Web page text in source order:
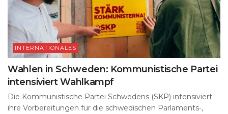
INTERNATIONALES
Wahlen in Schweden: Kommunistische Partei
intensiviert Wahlkampf
Die Kommunistische Partei Schwedens (SKP) intensiviert
ihre Vorbereitungen für die schwedischen Parlaments-,